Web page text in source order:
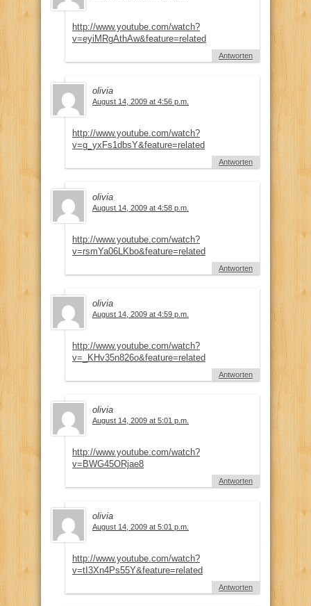
http://www.youtube.com/watch?
v=eyiMRgAthAw&feature=related
Antworten
olivia
August 14, 2009 at 4:56 p.m.
http://www.youtube.com/watch?
v=g_yxFs1dbsY&feature=related
Antworten
olivia
August 14, 2009 at 4:58 p.m.
http://www.youtube.com/watch?
v=rsmYa06LKbo&feature=related
Antworten
olivia
August 14, 2009 at 4:59 p.m.
http://www.youtube.com/watch?
v=_KHv35n826o&feature=related
Antworten
olivia
August 14, 2009 at 5:01 p.m.
http://www.youtube.com/watch?
v=BWG45ORjae8
Antworten
olivia
August 14, 2009 at 5:01 p.m.
http://www.youtube.com/watch?
v=tI3Xn4Ps55Y&feature=related
Antworten